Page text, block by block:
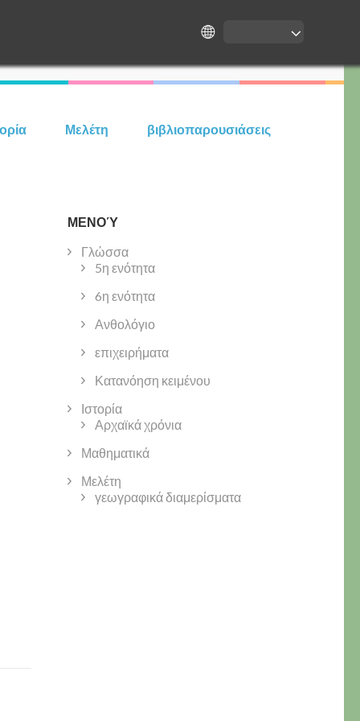
Μελέτη βιβλιοπαρουσιάσεις
ΜΕΝΟΎ
Γλώσσα
5η ενότητα
6η ενότητα
Ανθολόγιο
επιχειρήματα
Κατανόηση κειμένου
Ιστορία
Αρχαϊκά χρόνια
Μαθηματικά
Μελέτη
γεωγραφικά διαμερίσματα